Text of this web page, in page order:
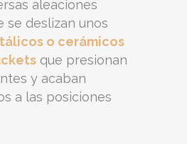
aleaciones
se deslizan unos
o cerámicos
que presionan
y acaban
a las posiciones